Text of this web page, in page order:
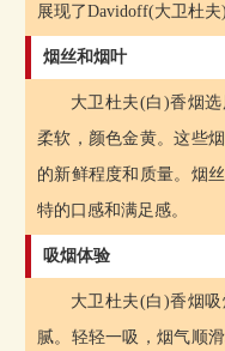
展现了Davidoff(大卫杜夫
烟丝和烟叶
大卫杜夫(白)香烟
柔软，颜色金黄。这些
的新鲜程度和质量。烟
特的口感和满足感。
吸烟体验
大卫杜夫(白)香烟
腻。轻轻一吸，烟气顺